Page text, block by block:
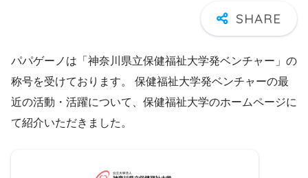
パパゲーノは「神奈川県立保健福祉大学発ベンチャー」の
称号を受けております。 保健福祉大学発ベンチャーの最
近の活動・活躍について、保健福祉大学のホームページに
て紹介いただきました。